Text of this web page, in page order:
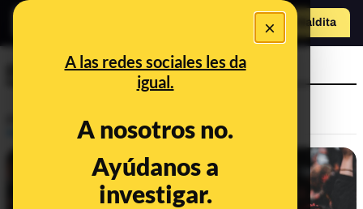
×
A las redes sociales les da
igual.
A nosotros no.
Ayúdanos a
investigar.
Hazte Maldita
porcentaje